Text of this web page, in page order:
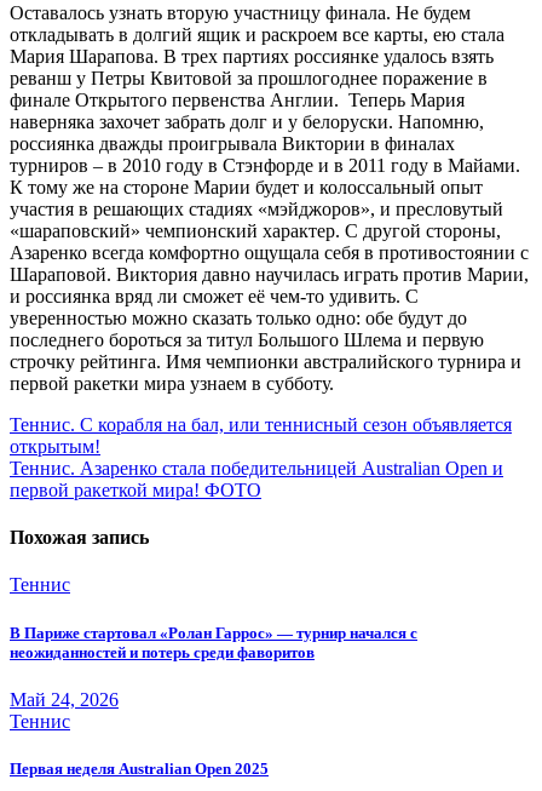
Оставалось узнать вторую участницу финала. Не будем
откладывать в долгий ящик и раскроем все карты, ею стала
Мария Шарапова. В трех партиях россиянке удалось взять
реванш у Петры Квитовой за прошлогоднее поражение в
финале Открытого первенства Англии. Теперь Мария
наверняка захочет забрать долг и у белоруски. Напомню,
россиянка дважды проигрывала Виктории в финалах
турниров – в 2010 году в Стэнфорде и в 2011 году в Майами.
К тому же на стороне Марии будет и колоссальный опыт
участия в решающих стадиях «мэйджоров», и пресловутый
«шараповский» чемпионский характер. С другой стороны,
Азаренко всегда комфортно ощущала себя в противостоянии с
Шараповой. Виктория давно научилась играть против Марии,
и россиянка вряд ли сможет её чем-то удивить. С
уверенностью можно сказать только одно: обе будут до
последнего бороться за титул Большого Шлема и первую
строчку рейтинга. Имя чемпионки австралийского турнира и
первой ракетки мира узнаем в субботу.
Навигация
по
записям
Теннис. С корабля на бал, или теннисный сезон объявляется
открытым!
Теннис. Азаренко стала победительницей Australian Open и
первой ракеткой мира! ФОТО
Похожая запись
Теннис
В Париже стартовал «Ролан Гаррос» — турнир начался с
неожиданностей и потерь среди фаворитов
Май 24, 2026
Теннис
Первая неделя Australian Open 2025